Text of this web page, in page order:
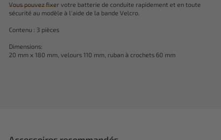
Vous pouvez fixer votre batterie de conduite rapidement et en toute
sécurité au modèle à l'aide de la bande Velcro.
Contenu : 3 pièces
Dimensions:
20 mm x 180 mm, velours 110 mm, ruban à crochets 60 mm